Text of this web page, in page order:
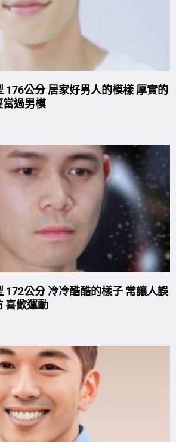
176公分 居家好男人的模樣 厚實的
當過男模
172公分 冷冷酷酷的樣子 常讓人誤
喜歡運動